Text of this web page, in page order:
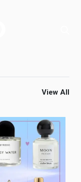
View All